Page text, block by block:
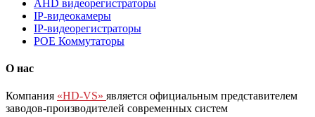
AHD видеорегистраторы
IP-видеокамеры
IP-видеорегистраторы
POE Коммутаторы
О нас
Компания «HD-VS» является официальным представителем
заводов-производителей современных систем